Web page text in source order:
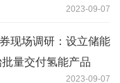
2023-09-07
现场调研：设立储能
量交付氢能产品
2023-09-07